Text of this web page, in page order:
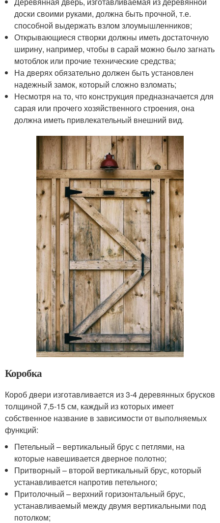
доски своими руками, должна быть прочной, т.е.
способной выдержать взлом злоумышленников;
Открывающиеся створки должны иметь достаточную
ширину, например, чтобы в сарай можно было загнать
мотоблок или прочие технические средства;
На дверях обязательно должен быть установлен
надежный замок, который сложно взломать;
Несмотря на то, что конструкция предназначается для
сарая или прочего хозяйственного строения, она
должна иметь привлекательный внешний вид.
Коробка
Короб двери изготавливается из 3-4 деревянных брусков
толщиной 7,5-15 см, каждый из которых имеет
собственное название в зависимости от выполняемых
функций:
Петельный – вертикальный брус с петлями, на
которые навешивается дверное полотно;
Притворный – второй вертикальный брус, который
устанавливается напротив петельного;
Притолочный – верхний горизонтальный брус,
устанавливаемый между двумя вертикальными под
потолком;